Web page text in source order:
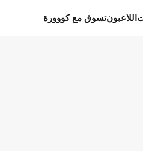
اللاعبونتسوق مع كووورة